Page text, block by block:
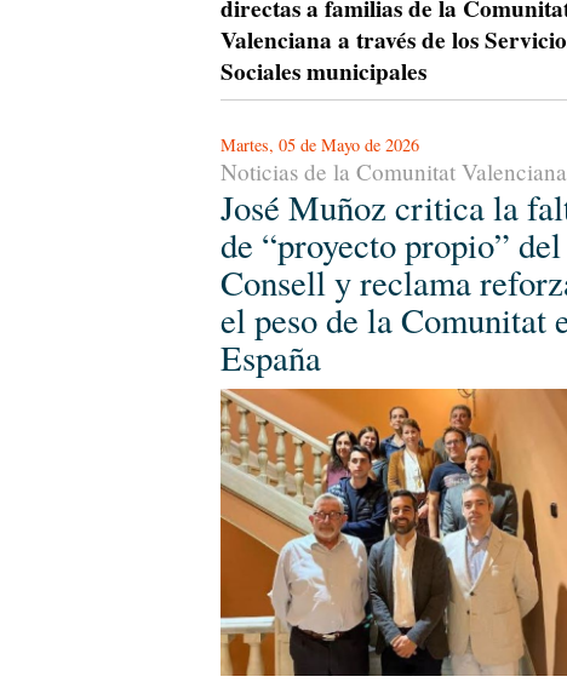
directas a familias de la
Valenciana a través de los
Sociales municipales
Martes, 05 de Mayo de 2026
Noticias de la Comunitat Valenciana
José Muñoz critica la
de “proyecto propio” del
Consell y reclama
el peso de la Comunitat
España